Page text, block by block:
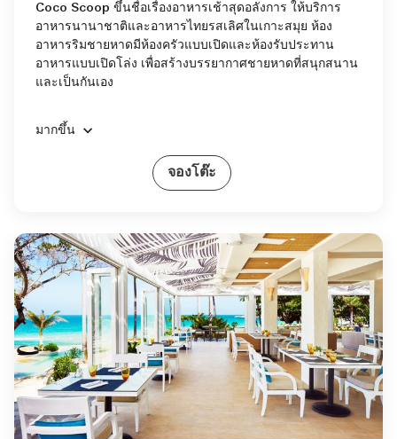
Coco Scoop ขึ้นชื่อเรื่องอาหารเช้าสุดอลังการ ให้บริการ
อาหารนานาชาติและอาหารไทยรสเลิศในเกาะสมุย ห้อง
อาหารริมชายหาดมีห้องครัวแบบเปิดและห้องรับประทาน
อาหารแบบเปิดโล่ง เพื่อสร้างบรรยากาศชายหาดที่สนุกสนาน
และเป็นกันเอง
มากขึ้น
จองโต๊ะ